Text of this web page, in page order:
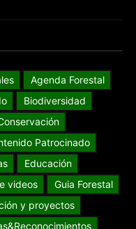
Agenda Forestal
Biodiversidad
Patrocinado
Educación
videos
Guia Forestal
y proyectos